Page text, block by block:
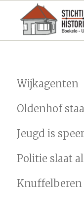
Wijkagenten
Oldenhof
Jeugd is
Politie slaat
Knuffelberen